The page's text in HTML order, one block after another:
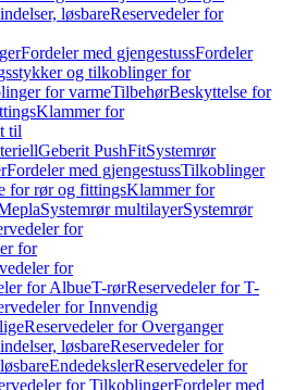
løsbareReservedeler for
Fordeler med gjengestussFordeler
og tilkoblinger for
for varmeTilbehørBeskyttelse for
Klammer for
til
Geberit PushFitSystemrør
Fordeler med gjengestussTilkoblinger
for rør og fittingsKlammer for
Systemrør multilayerSystemrør
for
for
for
for AlbueT-rørReservedeler for T-
for Innvendig
Reservedeler for Overganger
løsbareReservedeler for
EndedekslerReservedeler for
for TilkoblingerFordeler med